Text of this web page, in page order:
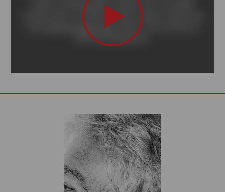
externer Inhalt geladen werden, der im Einzelfall
Cookies setzt. Um diesen Inhalt zu laden müssen Sie
Cookie-Einstellungen
ändern und Cookies für
Werbung akzeptieren.
externer Inhalt geladen werden, der im Einzelfall
Cookies setzt. Um diesen Inhalt zu laden müssen Sie
Cookie-Einstellungen
ändern und Cookies für
Werbung akzeptieren.